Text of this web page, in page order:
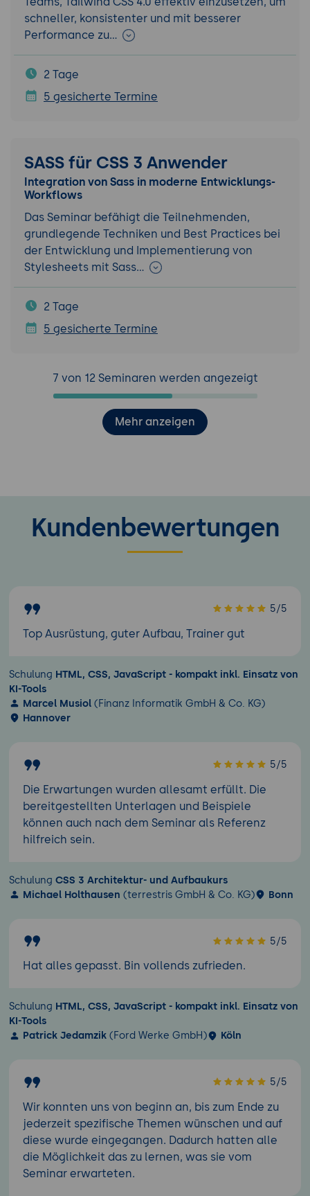
schneller, konsistenter und mit besserer
Performance zu…
2 Tage
5 gesicherte Termine
SASS für CSS 3 Anwender
Integration von Sass in moderne Entwicklungs-
Workflows
Das Seminar befähigt die Teilnehmenden,
grundlegende Techniken und Best Practices bei
der Entwicklung und Implementierung von
Stylesheets mit Sass…
2 Tage
5 gesicherte Termine
7 von 12 Seminaren werden angezeigt
Mehr anzeigen
Kundenbewertungen
5/5
Top Ausrüstung, guter Aufbau, Trainer gut
Schulung HTML, CSS, JavaScript - kompakt inkl. Einsatz von
KI-Tools
Marcel Musiol (Finanz Informatik GmbH & Co. KG)
Hannover
5/5
Die Erwartungen wurden allesamt erfüllt. Die
bereitgestellten Unterlagen und Beispiele
können auch nach dem Seminar als Referenz
hilfreich sein.
Schulung CSS 3 Architektur- und Aufbaukurs
Michael Holthausen (terrestris GmbH & Co. KG) Bonn
5/5
Hat alles gepasst. Bin vollends zufrieden.
Schulung HTML, CSS, JavaScript - kompakt inkl. Einsatz von
KI-Tools
Patrick Jedamzik (Ford Werke GmbH) Köln
5/5
Wir konnten uns von beginn an, bis zum Ende zu
jederzeit spezifische Themen wünschen und auf
diese wurde eingegangen. Dadurch hatten alle
die Möglichkeit das zu lernen, was sie vom
Seminar erwarteten.